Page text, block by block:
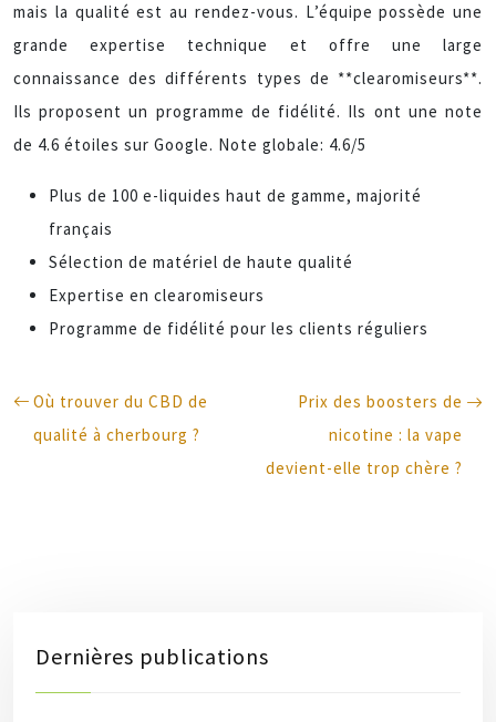
mais la qualité est au rendez-vous. L’équipe possède une
grande expertise technique et offre une large
connaissance des différents types de **clearomiseurs**.
Ils proposent un programme de fidélité. Ils ont une note
de 4.6 étoiles sur Google. Note globale: 4.6/5
Plus de 100 e-liquides haut de gamme, majorité
français
Sélection de matériel de haute qualité
Expertise en clearomiseurs
Programme de fidélité pour les clients réguliers
Où trouver du CBD de
qualité à cherbourg ?
Prix des boosters de
nicotine : la vape
devient-elle trop chère ?
Dernières publications